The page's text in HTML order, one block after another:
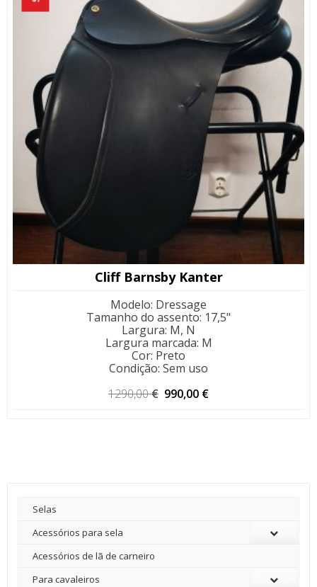
Cliff Barnsby Kanter
Modelo: Dressage
Tamanho do assento: 17,5"
Largura: M, N
Largura marcada: M
Cor: Preto
Condição: Sem uso
1290,00€ O
990,00 €
Selas
Acessórios para sela
Acessórios de lã de carneiro
Para cavaleiros